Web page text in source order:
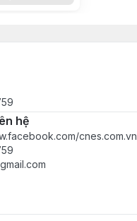
hệ
cnes.com.vn